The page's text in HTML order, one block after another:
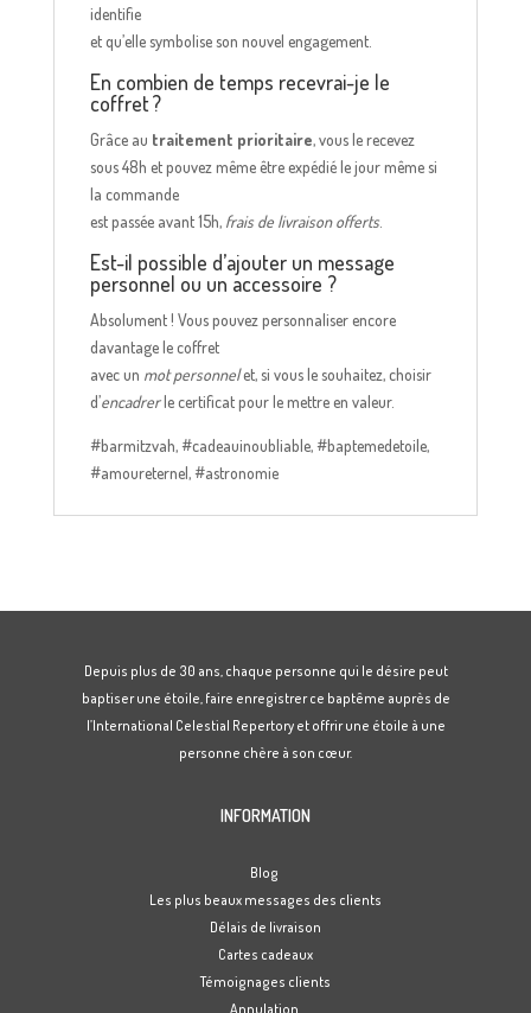
identifie
et qu’elle symbolise son nouvel engagement.
En combien de temps recevrai-je le
coffret ?
Grâce au traitement prioritaire, vous le recevez
sous 48h et pouvez même être expédié le jour même si
la commande
est passée avant 15h, frais de livraison offerts.
Est-il possible d’ajouter un message
personnel ou un accessoire ?
Absolument ! Vous pouvez personnaliser encore
davantage le coffret
avec un mot personnelet, si vous le souhaitez, choisir
d’encadrerle certificat pour le mettre en valeur.
#barmitzvah, #cadeauinoubliable, #baptemedetoile,
#amoureternel, #astronomie
Depuis plus de 30 ans, chaque personne qui le désire peut
baptiser une étoile, faire enregistrer ce baptême auprès de
l’International Celestial Repertory et offrir une étoile à une
personne chère à son cœur.
INFORMATION
Blog
Les plus beaux messages des clients
Délais de livraison
Cartes cadeaux
Témoignages clients
Annulation